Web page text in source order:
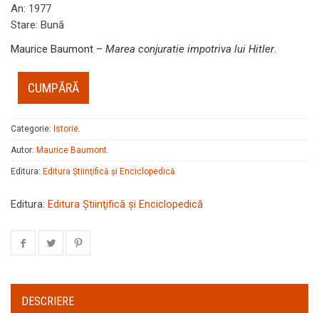
An: 1977
Stare: Bună
Maurice Baumont – Marea conjuratie impotriva lui Hitler.
CUMPĂRĂ
Categorie: Istorie.
Autor: Maurice Baumont.
Editura: Editura Ştiinţifică şi Enciclopedică
Editura: Editura Ştiinţifică şi Enciclopedică
DESCRIERE